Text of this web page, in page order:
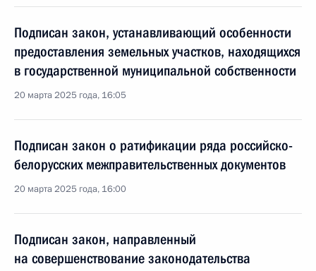
Подписан закон, устанавливающий особенности
предоставления земельных участков, находящихся
в государственной муниципальной собственности
20 марта 2025 года, 16:05
Подписан закон о ратификации ряда российско-
белорусских межправительственных документов
20 марта 2025 года, 16:00
Подписан закон, направленный
на совершенствование законодательства